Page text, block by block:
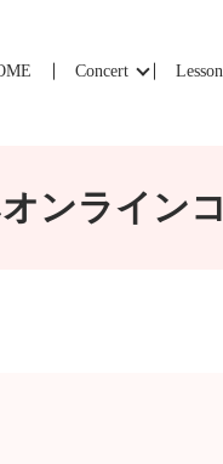
Concert Lesson
ンライン